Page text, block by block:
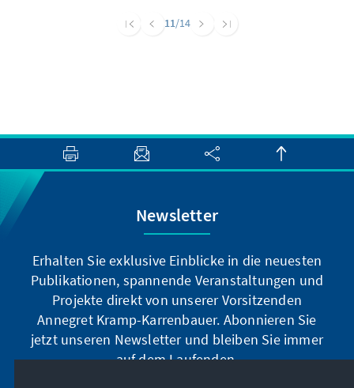
11/14
Newsletter
Erhalten Sie exklusive Einblicke in die neuesten
Publikationen, spannende Veranstaltungen und
Projekte direkt von unserer Vorsitzenden
Annegret Kramp-Karrenbauer. Abonnieren Sie
jetzt unseren Newsletter und bleiben Sie immer
auf dem Laufenden.